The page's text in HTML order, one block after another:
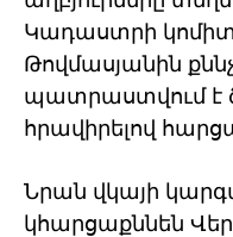
Կադաստրի
Թովմասյանին
պատրաստվում է
հրավիրելով
Նրան վկայի
կհարցաքննեն